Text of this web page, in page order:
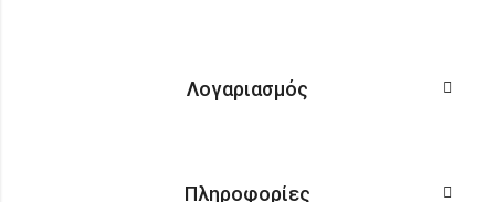
Λογαριασμός
Πληροφορίες